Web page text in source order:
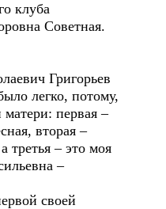
клуба
Советная.
Григорьев
легко, потому,
первая –
вторая –
третья – это моя
–
своей